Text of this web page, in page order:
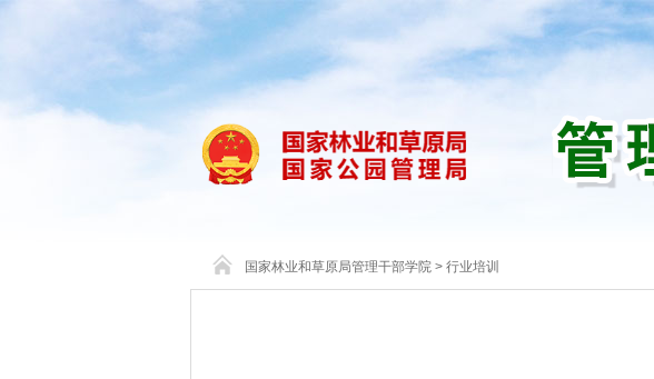
国家林业和草原局管理干部学院 > 行业培训